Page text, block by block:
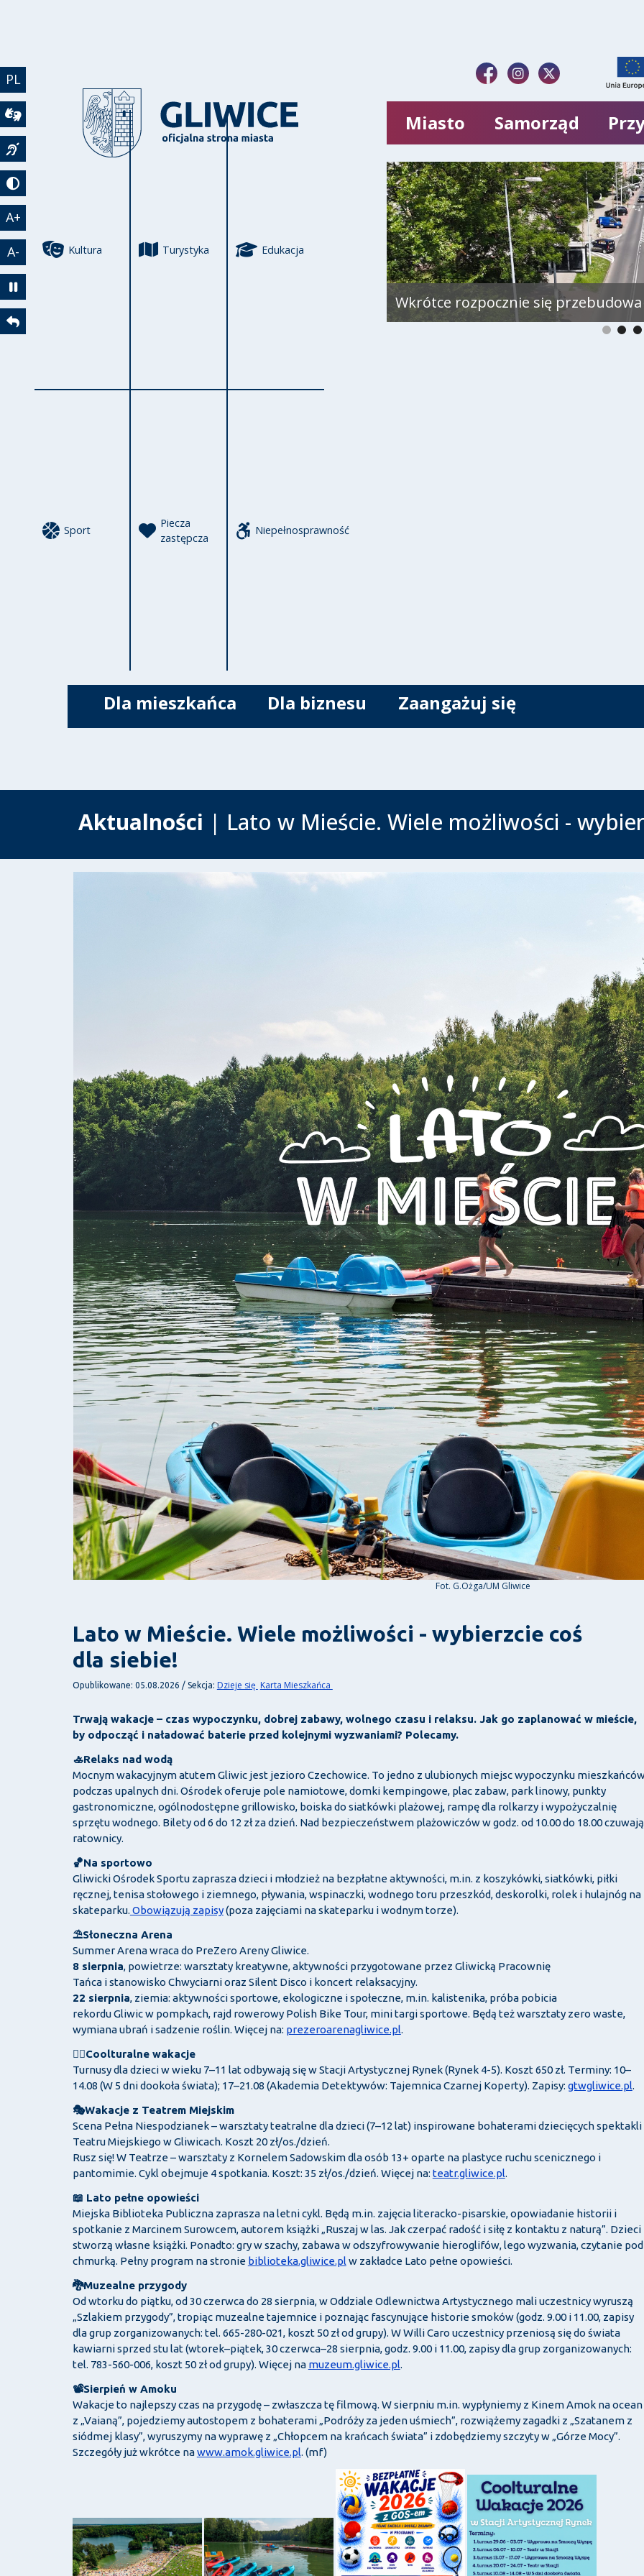
PL
Wideotłumacz
Język migowy
Tryb kontrastowy
A+
A-
Zatrzymaj animację
Powrót
Miasto Samorząd
Wkrótce rozpocznie się
Kultura Turystyka Edukacja
Sport
Piecza
zastępcza
Niepełnosprawność
Dla mieszkańca Dla biznesu Zaangażuj się
Aktualności | Lato w Mieście. Wiele możliwości -
Fot. G.Ożga/UM Gliwice
Lato w Mieście. Wiele możliwości - wybierzcie coś
dla siebie!
Opublikowane: 05.08.2026 / Sekcja: Dzieje się Karta Mieszkańca
Trwają wakacje – czas wypoczynku, dobrej zabawy, wolnego czasu i relaksu. Jak go zaplanować w mieście,
by odpocząć i naładować baterie przed kolejnymi wyzwaniami? Polecamy.
🚣Relaks nad wodą
Mocnym wakacyjnym atutem Gliwic jest jezioro Czechowice. To jedno z ulubionych miejsc wypoczynku
podczas upalnych dni. Ośrodek oferuje pole namiotowe, domki kempingowe, plac zabaw, park linowy, punkty
gastronomiczne, ogólnodostępne grillowisko, boiska do siatkówki plażowej, rampę dla rolkarzy i wypożyczalnię
sprzętu wodnego. Bilety od 6 do 12 zł za dzień. Nad bezpieczeństwem plażowiczów w godz. od 10.00 do 18.00 czuwają
ratownicy.
🏀Na sportowo
Gliwicki Ośrodek Sportu zaprasza dzieci i młodzież na bezpłatne aktywności, m.in. z koszykówki, siatkówki, piłki
ręcznej, tenisa stołowego i ziemnego, pływania, wspinaczki, wodnego toru przeszkód, deskorolki, rolek i hulajnóg na
skateparku. Obowiązują zapisy(poza zajęciami na skateparku i wodnym torze).
⛱️Słoneczna Arena
Summer Arena wraca do PreZero Areny Gliwice.
8 sierpnia, powietrze: warsztaty kreatywne, aktywności przygotowane przez Gliwicką Pracownię
Tańca i stanowisko Chwyciarni oraz Silent Disco i koncert relaksacyjny.
22 sierpnia, ziemia: aktywności sportowe, ekologiczne i społeczne, m.in. kalistenika, próba pobicia
rekordu Gliwic w pompkach, rajd rowerowy Polish Bike Tour, mini targi sportowe. Będą też warsztaty zero waste,
wymiana ubrań i sadzenie roślin. Więcej na: prezeroarenagliwice.pl.
🕵️‍♂️Coolturalne wakacje
Turnusy dla dzieci w wieku 7–11 lat odbywają się w Stacji Artystycznej Rynek (Rynek 4-5). Koszt 650 zł. Terminy: 10–
14.08 (W 5 dni dookoła świata); 17–21.08 (Akademia Detektywów: Tajemnica Czarnej Koperty). Zapisy: gtwgliwice.pl.
🎭Wakacje z Teatrem Miejskim
Scena Pełna Niespodzianek – warsztaty teatralne dla dzieci (7–12 lat) inspirowane bohaterami dziecięcych spektakli
Teatru Miejskiego w Gliwicach. Koszt 20 zł/os./dzień.
Rusz się! W Teatrze – warsztaty z Kornelem Sadowskim dla osób 13+ oparte na plastyce ruchu scenicznego i
pantomimie. Cykl obejmuje 4 spotkania. Koszt: 35 zł/os./dzień. Więcej na: teatr.gliwice.pl.
📖 Lato pełne opowieści
Miejska Biblioteka Publiczna zaprasza na letni cykl. Będą m.in. zajęcia literacko-pisarskie, opowiadanie historii i
spotkanie z Marcinem Surowcem, autorem książki „Ruszaj w las. Jak czerpać radość i siłę z kontaktu z naturą”. Dzieci
stworzą własne książki. Ponadto: gry w szachy, zabawa w odszyfrowywanie hieroglifów, lego wyzwania, czytanie pod
chmurką. Pełny program na stronie biblioteka.gliwice.pl w zakładce Lato pełne opowieści.
🐉Muzealne przygody
Od wtorku do piątku, od 30 czerwca do 28 sierpnia, w Oddziale Odlewnictwa Artystycznego mali uczestnicy wyruszą
„Szlakiem przygody”, tropiąc muzealne tajemnice i poznając fascynujące historie smoków (godz. 9.00 i 11.00, zapisy
dla grup zorganizowanych: tel. 665-280-021, koszt 50 zł od grupy). W Willi Caro uczestnicy przeniosą się do świata
kawiarni sprzed stu lat (wtorek–piątek, 30 czerwca–28 sierpnia, godz. 9.00 i 11.00, zapisy dla grup zorganizowanych:
tel. 783-560-006, koszt 50 zł od grupy). Więcej na muzeum.gliwice.pl.
📽️Sierpień w Amoku
Wakacje to najlepszy czas na przygodę – zwłaszcza tę filmową. W sierpniu m.in. wypłyniemy z Kinem Amok na ocean
z „Vaianą”, pojedziemy autostopem z bohaterami „Podróży za jeden uśmiech”, rozwiążemy zagadki z „Szatanem z
siódmej klasy”, wyruszymy na wyprawę z „Chłopcem na krańcach świata” i zdobędziemy szczyty w „Górze Mocy”.
Szczegóły już wkrótce nawww.amok.gliwice.pl. (mf)